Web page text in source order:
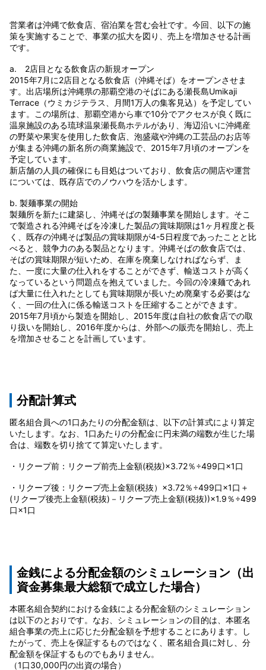
営業者は沖縄で飲食店、宿泊業を営む会社です。今回、以下の施
策を実施することで、事業の拡大を図り、売上を増加させる計画
です。
a. 2店目となる飲食店の新規オープン
2015年7月に2店目となる飲食店（沖縄そば）をオープンさせま
す。出店場所は沖縄県の那覇空港のそばにある瀬長島Umikaji
Terrace（ウミカジテラス、月間1万人の集客見込）を予定してい
ます。この場所は、那覇空港から車で10分でアクセスが良く既に
温泉施設のある琉球温泉瀬長島ホテルがあり、海辺沿いに沖縄産
の野菜や果実を使用した飲食店、泡盛蔵や沖縄の工芸品のお店等
が集まる沖縄の新名所の商業施設で、2015年7月頃のオープンを
予定しています。
新店舗の人員の確保にも目処はついており、飲食店の開店や運営
については、既存店でのノウハウを活かします。
b. 製麺事業の開始
製麺所を新たに建築し、沖縄そばの製麺事業を開始します。そこ
で製造される沖縄そばを冷凍した製品の賞味期限は1ヶ月程度と長
く、既存の沖縄そば製品の賞味期限が4-5日程度であったことと比
べると、競争力のある製品となります。沖縄そばの飲食店では、
そばの賞味期限が短いため、在庫を廃棄しなければならず、ま
た、一度に大量の仕入れをすることができず、輸送コストが高く
なっているという問題点を抱えていました。今回の冷凍麺であれ
ば大量に仕入れたとしても賞味期限が長いため廃棄する必要はな
く、一回の仕入に係る輸送コストを圧縮することができます。
2015年7月頃から製造を開始し、2015年度は自社の飲食店での取
り扱いを開始し、2016年度からは、外部への販売を開始し、売上
を増加させることを計画しています。
分配計算式
匿名組合員への1口あたりの分配金額は、以下の計算式により算定
いたします。なお、1口あたりの分配金に円未満の端数が生じた場
合は、端数を切り捨てて算定いたします。
・リクープ前：リクープ前売上金額(税抜)×3.72％÷499口×1口
・リクープ後：リクープ売上金額(税抜）×3.72％÷499口×1口＋
(リクープ後売上金額(税抜)－リクープ売上金額(税抜))×1.9％÷499
口×1口
金銭による分配金額のシミュレーション （出
資金募集最大総額で成立した場合）
本匿名組合契約における金銭による分配金額のシミュレーション
は以下のとおりです。なお、シミュレーションの目的は、本匿名
組合事業の売上に応じた分配金額を予想することにあります。し
たがって、売上を保証するものではなく、匿名組合員に対し、分
配金額を保証するものでもありません。
（1口30,000円の出資の場合）